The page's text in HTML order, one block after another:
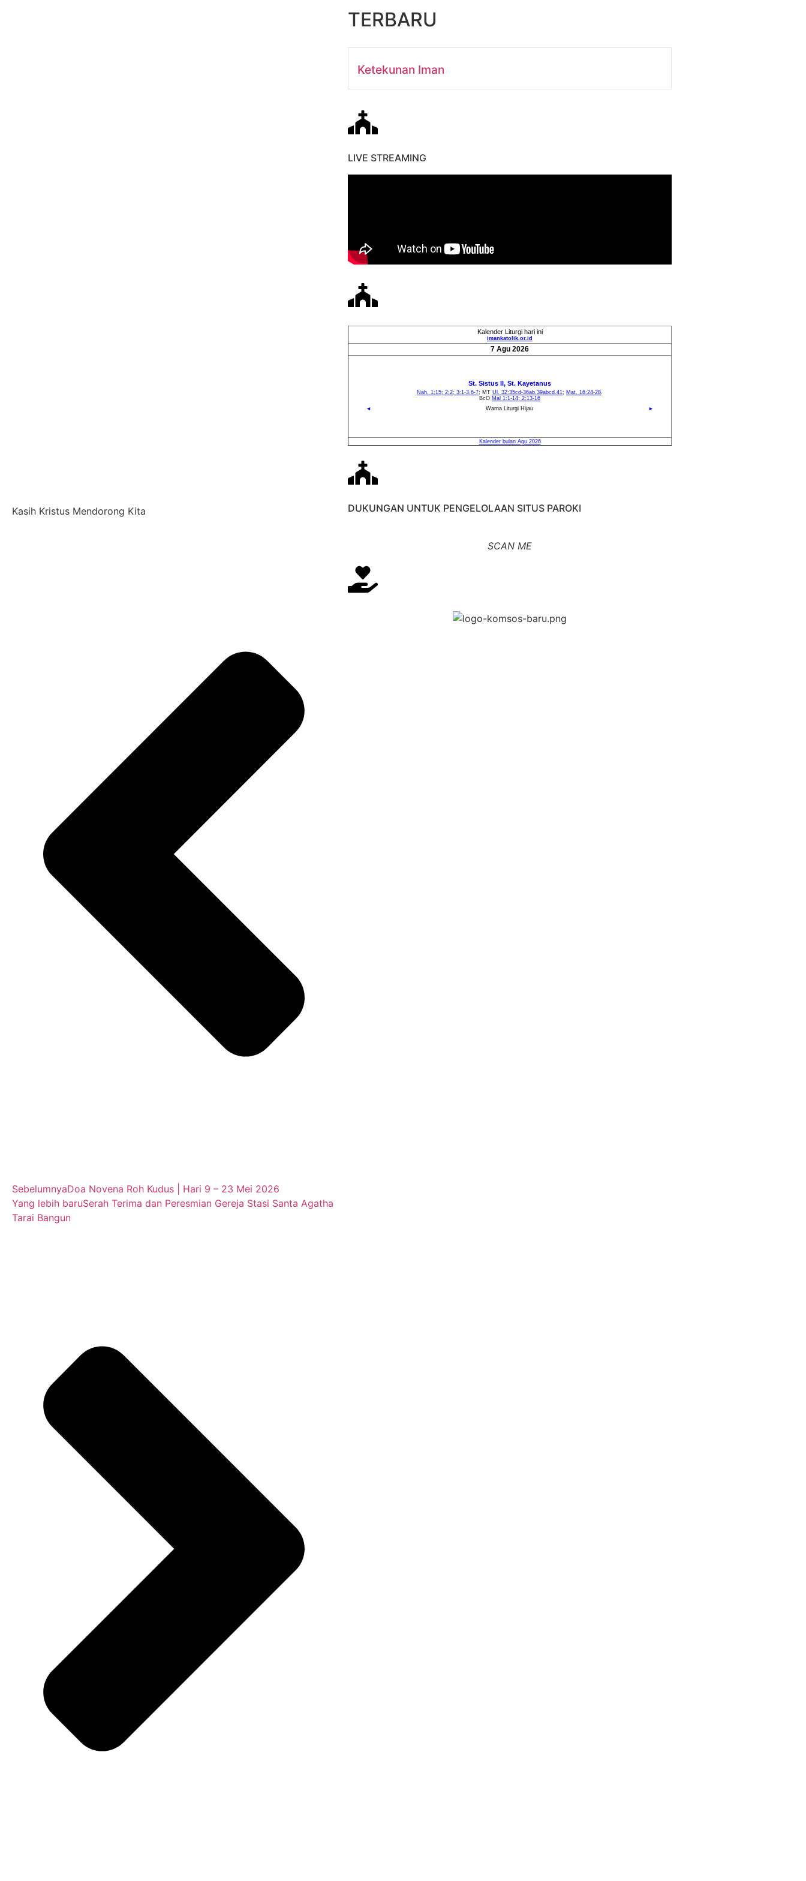
Kasih Kristus Mendorong Kita
SebelumnyaDoa Novena Roh Kudus | Hari 9 – 23 Mei 2026
Yang lebih baruSerah Terima dan Peresmian Gereja Stasi Santa Agatha
Tarai Bangun
TERBARU
Ketekunan Iman
LIVE STREAMING
DUKUNGAN UNTUK PENGELOLAAN SITUS PAROKI
SCAN ME